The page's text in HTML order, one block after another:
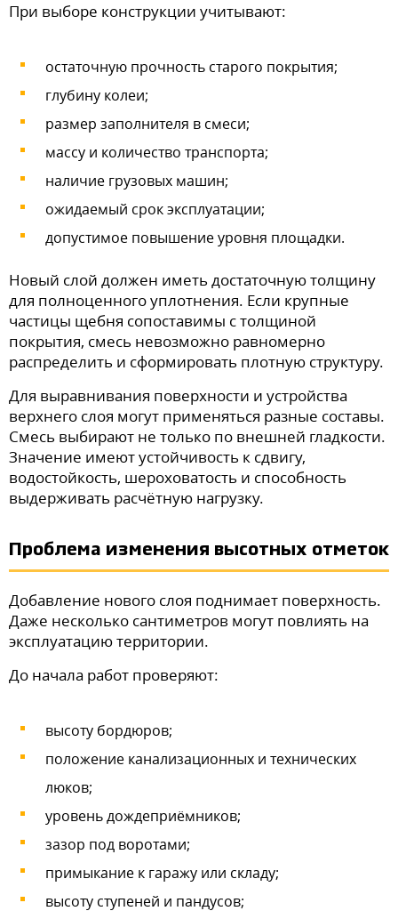
При выборе конструкции учитывают:
остаточную прочность старого покрытия;
глубину колеи;
размер заполнителя в смеси;
массу и количество транспорта;
наличие грузовых машин;
ожидаемый срок эксплуатации;
допустимое повышение уровня площадки.
Новый слой должен иметь достаточную толщину
для полноценного уплотнения. Если крупные
частицы щебня сопоставимы с толщиной
покрытия, смесь невозможно равномерно
распределить и сформировать плотную структуру.
Для выравнивания поверхности и устройства
верхнего слоя могут применяться разные составы.
Смесь выбирают не только по внешней гладкости.
Значение имеют устойчивость к сдвигу,
водостойкость, шероховатость и способность
выдерживать расчётную нагрузку.
Проблема изменения высотных отметок
Добавление нового слоя поднимает поверхность.
Даже несколько сантиметров могут повлиять на
эксплуатацию территории.
До начала работ проверяют:
высоту бордюров;
положение канализационных и технических
люков;
уровень дождеприёмников;
зазор под воротами;
примыкание к гаражу или складу;
высоту ступеней и пандусов;